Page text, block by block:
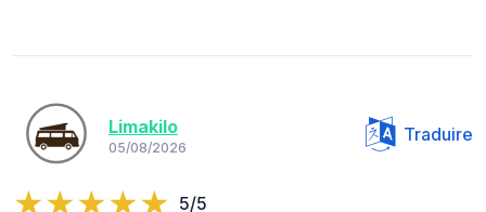
Limakilo
05/08/2026
Traduire
5/5